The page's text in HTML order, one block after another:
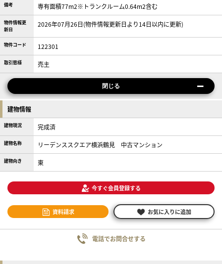
備考 専有面積77m2※トランクルーム0.64m2含む
物件情報更
新日
2026年07月26日(物件情報更新日より14日以内に更新)
物件コード 122301
取引態様 売主
閉じる
建物情報
建物現況 完成済
建物名称 リーデンススクエア横浜鶴見 中古マンション
建物向き 東
今すぐ会員登録する
資料請求 お気に入りに追加
電話でお問合せする